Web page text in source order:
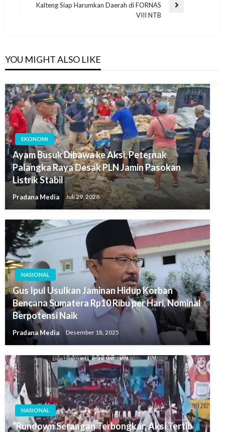
Kalteng Siap Harumkan Daerah di FORNAS
VIII NTB
YOU MIGHT ALSO LIKE
EKONOMI
Ayam Busuk Dibawa ke Aksi, Peternak
Palangka Raya Desak PLN Jamin Pasokan
Listrik Stabil
Pradana Media Juli 29, 2026
NASIONAL
Gus Ipul Usulkan Jaminan Hidup Korban
Bencana Sumatera Rp10 Ribu per Hari, Nominal
Berpotensi Naik
Pradana Media Desember 18, 2025
NASIONAL
“Rundown Serangan Terbongkar, Aksi Tertib